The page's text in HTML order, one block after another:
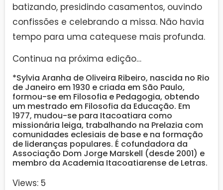
batizando, presidindo casamentos, ouvindo
confissões e celebrando a missa. Não havia
tempo para uma catequese mais profunda.
Continua na próxima edição…
*Sylvia Aranha de Oliveira Ribeiro, nascida no Rio
de Janeiro em 1930 e criada em São Paulo,
formou-se em Filosofia e Pedagogia, obtendo
um mestrado em Filosofia da Educação. Em
1977, mudou-se para Itacoatiara como
missionária leiga, trabalhando na Prelazia com
comunidades eclesiais de base e na formação
de lideranças populares. É cofundadora da
Associação Dom Jorge Marskell (desde 2001) e
membro da Academia Itacoatiarense de Letras.
Views: 5